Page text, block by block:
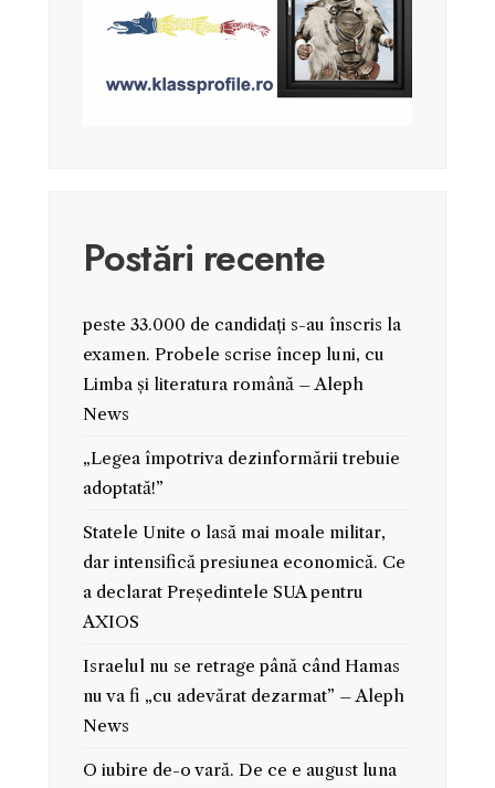
Postări recente
peste 33.000 de candidați s-au înscris la
examen. Probele scrise încep luni, cu
Limba și literatura română – Aleph
News
„Legea împotriva dezinformării trebuie
adoptată!”
Statele Unite o lasă mai moale militar,
dar intensifică presiunea economică. Ce
a declarat Președintele SUA pentru
AXIOS
Israelul nu se retrage până când Hamas
nu va fi „cu adevărat dezarmat” – Aleph
News
O iubire de-o vară. De ce e august luna